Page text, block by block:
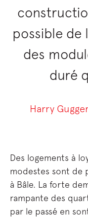
possible de
des
duré
Harry
Des logements à
modestes sont de
à Bâle. La forte
rampante des
par le passé en